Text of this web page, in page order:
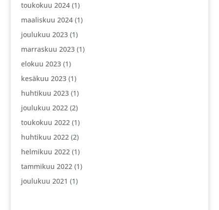
toukokuu 2024(1)
maaliskuu 2024(1)
joulukuu 2023(1)
marraskuu 2023(1)
elokuu 2023(1)
kesäkuu 2023(1)
huhtikuu 2023(1)
joulukuu 2022(2)
toukokuu 2022(1)
huhtikuu 2022(2)
helmikuu 2022(1)
tammikuu 2022(1)
joulukuu 2021 (1)